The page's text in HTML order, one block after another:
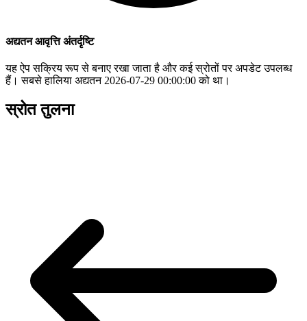
अद्यतन आवृत्ति अंतर्दृष्टि
यह ऐप सक्रिय रूप से बनाए रखा जाता है और कई स्रोतों पर अपडेट उपलब्ध
हैं। सबसे हालिया अद्यतन 2026-07-29 00:00:00 को था।
स्रोत तुलना